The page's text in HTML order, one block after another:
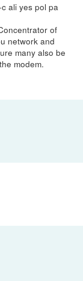
ali yes pol pa
of
network and
many also be
modem.